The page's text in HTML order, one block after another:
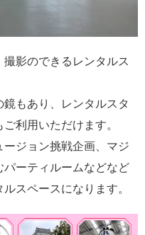
影のできるレンタルス
もあり、レンタルスタ
利用いただけます。
ジョン挑戦企画、マジ
パーティルームなどなど
スペースになります。